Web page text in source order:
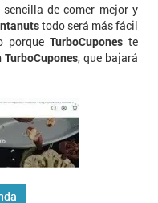
de comer mejor y
todo será más fácil
porque TurboCuponeste
TurboCupones, que bajará